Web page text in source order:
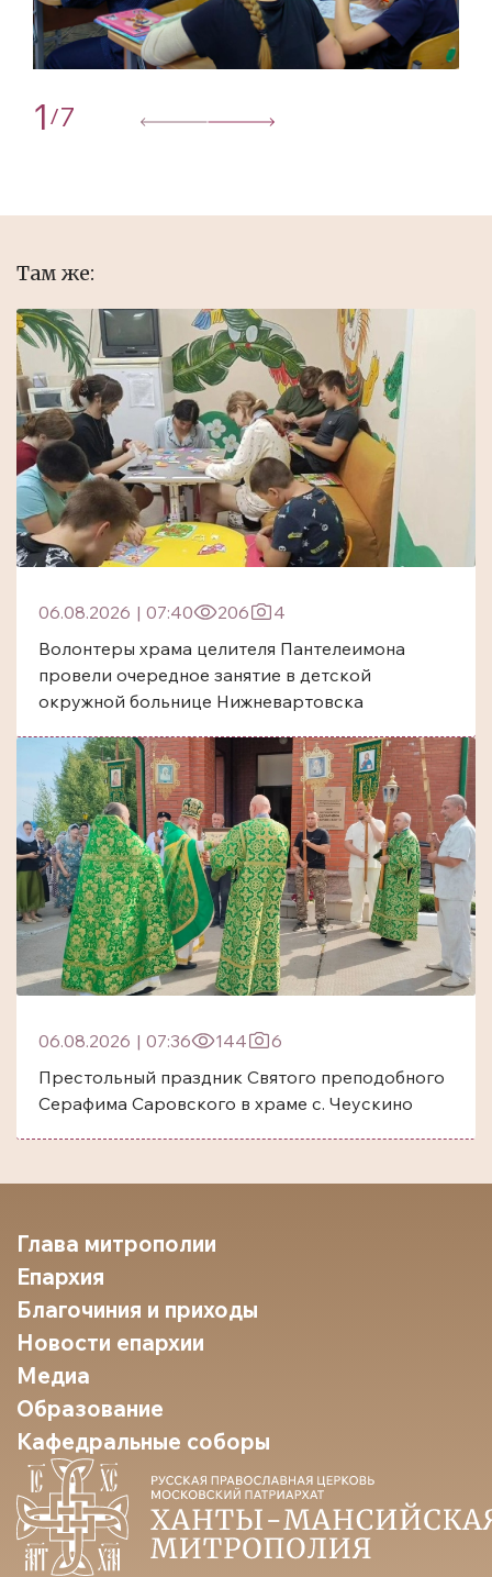
1 /7
Там же:
06.08.2026 | 07:40 206
4
Волонтеры храма целителя Пантелеимона
провели очередное занятие в детской
окружной больнице Нижневартовска
06.08.2026 | 07:36 144
6
Престольный праздник Святого преподобного
Серафима Саровского в храме с. Чеускино
Глава митрополии
Епархия
Благочиния и приходы
Новости епархии
Медиа
Образование
Кафедральные соборы